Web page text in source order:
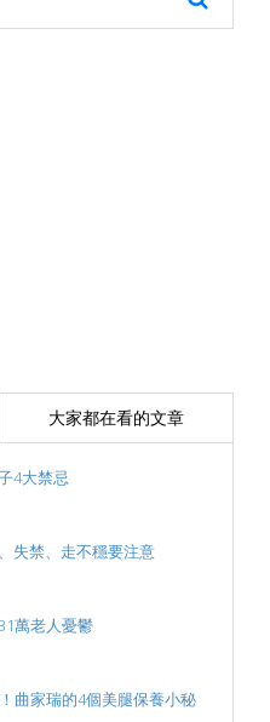
大家都在看的文章
4大禁忌
失禁、走不穩要注意
萬老人憂鬱
曲家瑞的4個美腿保養小秘